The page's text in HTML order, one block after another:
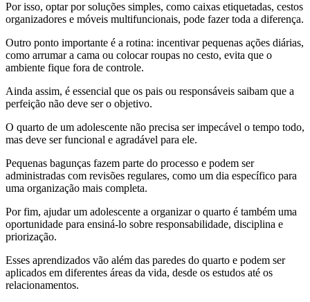
Por isso, optar por soluções simples, como caixas etiquetadas, cestos
organizadores e móveis multifuncionais, pode fazer toda a diferença.
Outro ponto importante é a rotina: incentivar pequenas ações diárias,
como arrumar a cama ou colocar roupas no cesto, evita que o
ambiente fique fora de controle.
Ainda assim, é essencial que os pais ou responsáveis ​​saibam que a
perfeição não deve ser o objetivo.
O quarto de um adolescente não precisa ser impecável o tempo todo,
mas deve ser funcional e agradável para ele.
Pequenas bagunças fazem parte do processo e podem ser
administradas com revisões regulares, como um dia específico para
uma organização mais completa.
Por fim, ajudar um adolescente a organizar o quarto é também uma
oportunidade para ensiná-lo sobre responsabilidade, disciplina e
priorização.
Esses aprendizados vão além das paredes do quarto e podem ser
aplicados em diferentes áreas da vida, desde os estudos até os
relacionamentos.